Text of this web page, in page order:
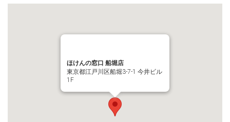
ほけんの窓口 船堀店
東京都江戸川区船堀3-7-1 今井ビル
1F